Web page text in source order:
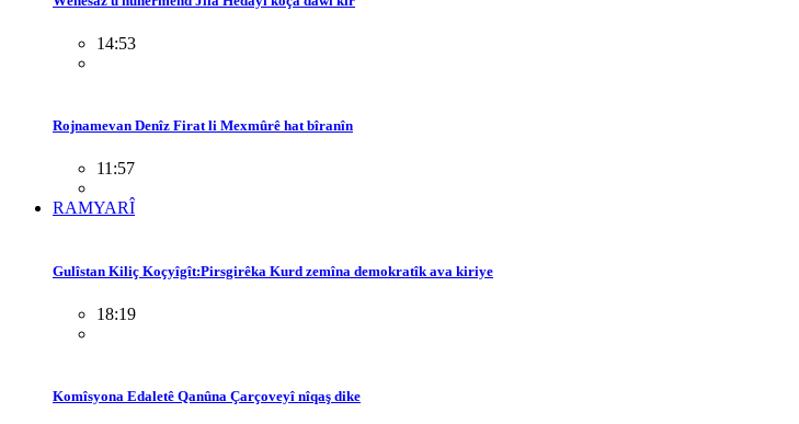
14:53
Rojnamevan Denîz Firat li Mexmûrê hat bîranîn
11:57
RAMYARÎ
Gulîstan Kiliç Koçyîgît:Pirsgirêka Kurd zemîna demokratîk ava kiriye
18:19
Komîsyona Edaletê Qanûna Çarçoveyî nîqaş dike